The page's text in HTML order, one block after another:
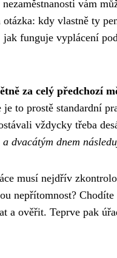
vám
kdy vlastně ty
funguje vyplácení
za celý předchozí
to prostě standardní
vždycky třeba
dvacátým dnem
musí nejdřív
nepřítomnost?
a ověřit. Teprve pak